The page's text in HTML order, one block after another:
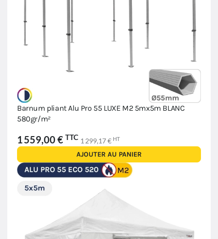
Barnum pliant Alu Pro 55 LUXE M2 5mx5m BLANC
580gr/m²
1 559,00 € TTC 1 299,17 € HT
AJOUTER AU PANIER